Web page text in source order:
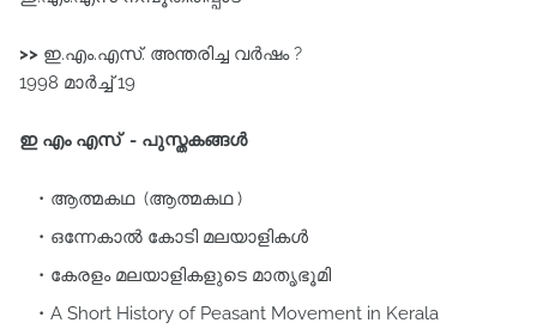
>> ഇ.എം.എസ്‌. അന്തരിച്ച വർഷം ?
1998 മാർച്ച്‌ 19
ഇ എം എസ് - പുസ്തകങ്ങൾ
ആത്മകഥ (ആത്മകഥ )
ഒന്നേകാൽ കോടി മലയാളികൾ
കേരളം മലയാളികളുടെ മാതൃഭൂമി
A Short History of Peasant Movement in Kerala